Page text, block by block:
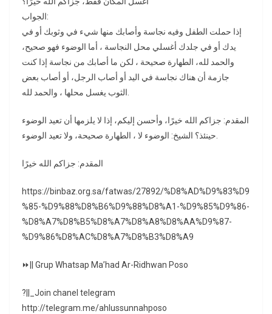
الجواب:
إذا حملت الطفل وفيه نجاسة وأصابك منها شيء في وثوبك أو في
يدك أو في جلدك أغسلي محل النجاسة ، أما الوضوء فهو صحيح،
والحمد لله، الطهارة صحيحة ، لكن ما أصابك من نجاسة إذا كنت
جازمة أن هناك نجاسة في اليد أو أصاب الرجل، أو أصاب بعض
الثوب يغسل محلها ، والحمد لله.
المقدم: جزاكم الله خيرًا، وأحسن إليكم، إذا لا يلزمها أن تعيد الوضوء
حينئذ؟ الشيخ: الوضوء لا ، الطهارة صحيحة، ولا تعيد الوضوء.
المقدم: جزاكم الله خيرًا
https://binbaz.org.sa/fatwas/27892/%D8%AD%D9%83%D9
%85-%D9%88%D8%B6%D9%88%D8%A1-%D9%85%D9%86-
%D8%A7%D8%B5%D8%A7%D8%A8%D8%AA%D9%87-
%D9%86%D8%AC%D8%A7%D8%B3%D8%A9
⏩|| Grup Whatsap Ma’had Ar-Ridhwan Poso
?||_Join chanel telegram
http://telegram.me/ahlussunnahposo